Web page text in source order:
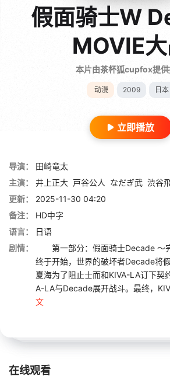
假面骑士W
MOVIE
本片由茶杯狐cupfox提
动漫 2009 日本
立即播放
导演：
田崎竜太
主演：
井上正大 戸谷公人 なだぎ武 渋谷
更新：
2025-11-30 04:20
备注：
HD中字
语言：
日语
剧情：
第一部分：假面骑士Decade
终于开始，世界的破坏者Decade将
夏海为了阻止士而和KIVA-LA订下契
A-LA与Decade展开战斗。最终，
文
在线观看